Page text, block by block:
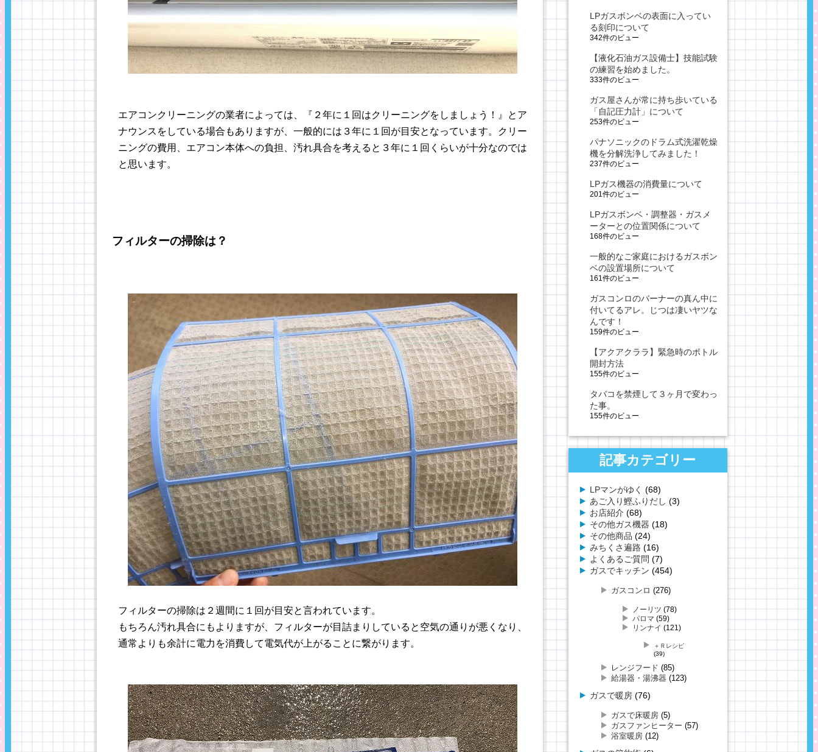
エアコンクリーニングの業者によっては、『２年に１回はクリーニングをしましょう！』とア
ナウンスをしている場合もありますが、一般的には３年に１回が目安となっています。クリー
ニングの費用、エアコン本体への負担、汚れ具合を考えると３年に１回くらいが十分なのでは
と思います。
フィルターの掃除は？
フィルターの掃除は２週間に１回が目安と言われています。
もちろん汚れ具合にもよりますが、フィルターが目詰まりしていると空気の通りが悪くなり、
通常よりも余計に電力を消費して電気代が上がることに繋がります。
LPガスボンベの表面に入ってい
る刻印について
342件のビュー
【液化石油ガス設備士】技能試験
の練習を始めました。
333件のビュー
ガス屋さんが常に持ち歩いている
「自記圧力計」について
253件のビュー
パナソニックのドラム式洗濯乾燥
機を分解洗浄してみました！
237件のビュー
LPガス機器の消費量について
201件のビュー
LPガスボンベ・調整器・ガスメ
ーターとの位置関係について
168件のビュー
一般的なご家庭におけるガスボン
ベの設置場所について
161件のビュー
ガスコンロのバーナーの真ん中に
付いてるアレ。じつは凄いヤツな
んです！
159件のビュー
【アクアクララ】緊急時のボトル
開封方法
155件のビュー
タバコを禁煙して３ヶ月で変わっ
た事。
155件のビュー
記事カテゴリー
LPマンがゆく (68)
あご入り鰹ふりだし (3)
お店紹介 (68)
その他ガス機器 (18)
その他商品 (24)
みちくさ遍路 (16)
よくあるご質問 (7)
ガスでキッチン (454)
ガスコンロ (276)
ノーリツ (78)
パロマ (59)
リンナイ (121)
＋Ｒレシピ
(39)
レンジフード (85)
給湯器・湯沸器 (123)
ガスで暖房(76)
ガスで床暖房(5)
ガスファンヒーター (57)
浴室暖房(12)